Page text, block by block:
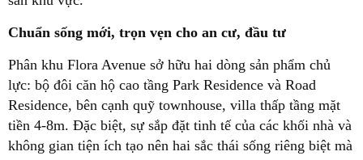
Chuẩn sống mới, trọn vẹn cho an cư, đầu tư
Phân khu Flora Avenue sở hữu hai dòng sản phẩm chủ
lực: bộ đôi căn hộ cao tầng Park Residence và Road
Residence, bên cạnh quỹ townhouse, villa thấp tầng mặt
tiền 4-8m. Đặc biệt, sự sắp đặt tinh tế của các khối nhà và
không gian tiện ích tạo nên hai sắc thái sống riêng biệt mà